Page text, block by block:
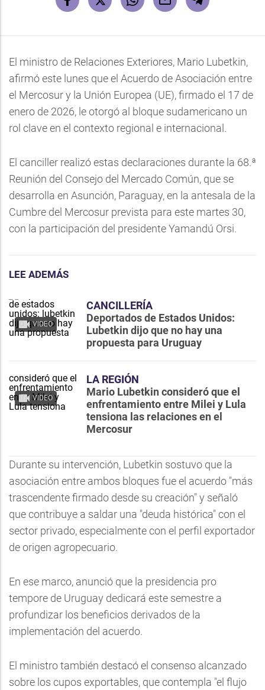
El ministro de Relaciones Exteriores, Mario Lubetkin,
afirmó este lunes que el Acuerdo de Asociación entre
el Mercosur y la Unión Europea (UE), firmado el 17 de
enero de 2026, le otorgó al bloque sudamericano un
rol clave en el contexto regional e internacional.
El canciller realizó estas declaraciones durante la 68.ª
Reunión del Consejo del Mercado Común, que se
desarrolla en Asunción, Paraguay, en la antesala de la
Cumbre del Mercosur prevista para este martes 30,
con la participación del presidente Yamandú Orsi.
LEE ADEMÁS
VIDEO
CANCILLERÍA
Deportados de Estados Unidos:
Lubetkin dijo que no hay una
propuesta para Uruguay
VIDEO
LA REGIÓN
Mario Lubetkin consideró que el
enfrentamiento entre Milei y Lula
tensiona las relaciones en el
Mercosur
Durante su intervención, Lubetkin sostuvo que la
asociación entre ambos bloques fue el acuerdo "más
trascendente firmado desde su creación" y señaló
que contribuye a saldar una "deuda histórica" con el
sector privado, especialmente con el perfil exportador
de origen agropecuario.
En ese marco, anunció que la presidencia pro
tempore de Uruguay dedicará este semestre a
profundizar los beneficios derivados de la
implementación del acuerdo.
El ministro también destacó el consenso alcanzado
sobre los cupos exportables, que contempla "el flujo